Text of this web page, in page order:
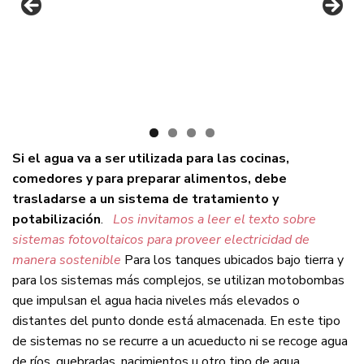
Si el agua va a ser utilizada para las cocinas,
comedores y para preparar alimentos, debe
trasladarse a un sistema de tratamiento y
potabilización.
Los invitamos a leer el texto sobre
sistemas fotovoltaicos para proveer electricidad de
manera sostenible Para los tanques ubicados bajo tierra y
para los sistemas más complejos, se utilizan motobombas
que impulsan el agua hacia niveles más elevados o
distantes del punto donde está almacenada. En este tipo
de sistemas no se recurre a un acueducto ni se recoge agua